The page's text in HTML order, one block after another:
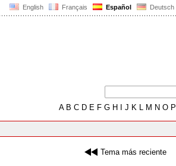
English Français Español Deutsch
AB C D E F G H J K L M N O P
Tema más reciente